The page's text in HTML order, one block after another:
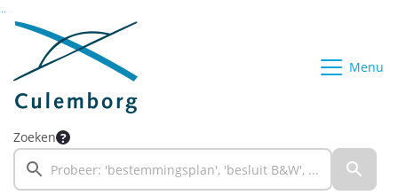
Ga naar de inhoud van deze pagina
Ga naar het zoeken
Ga naar het menu
Menu
Zoeken